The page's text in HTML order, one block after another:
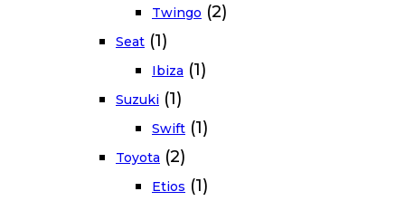
Twingo (2)
Seat (1)
Ibiza (1)
Suzuki (1)
Swift (1)
Toyota (2)
Etios (1)